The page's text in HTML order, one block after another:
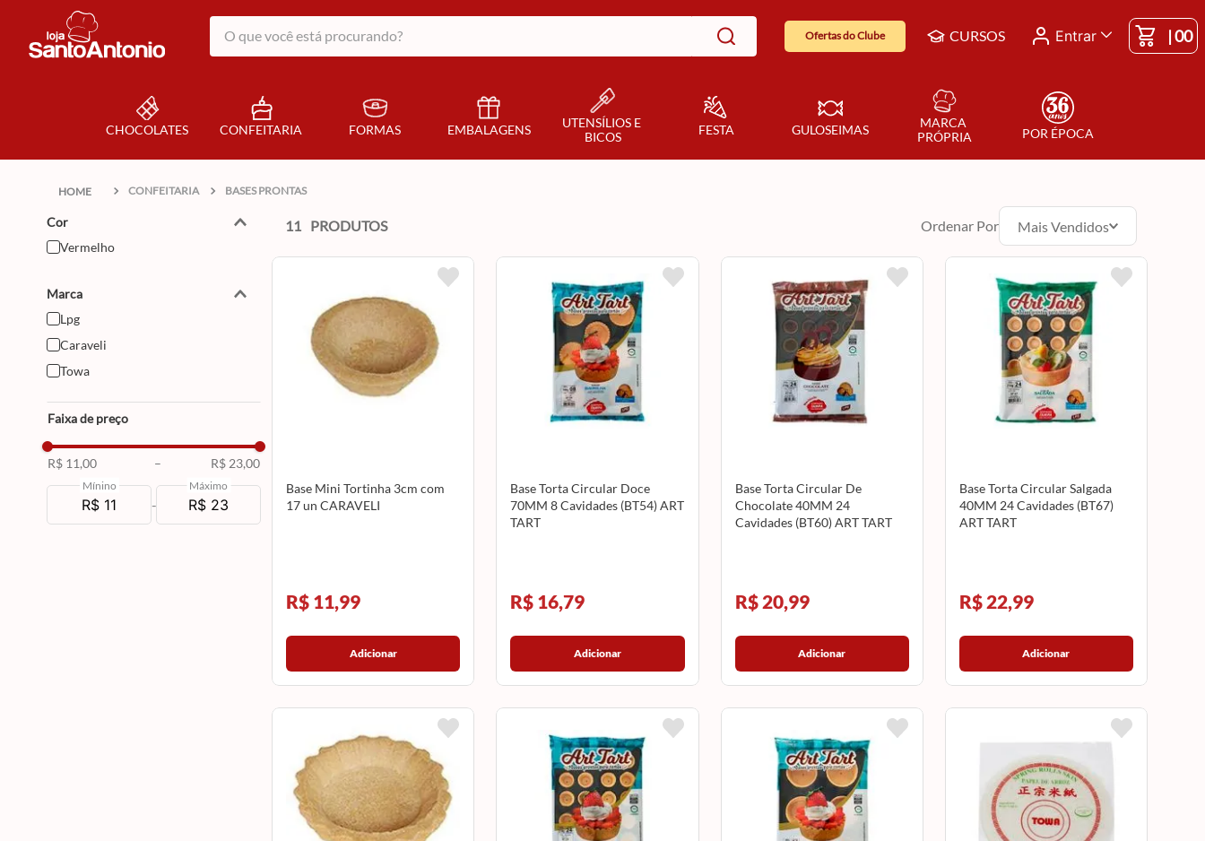
O que você está procurando?
Ofertas do Clube CURSOS Entrar |00
CHOCOLATES CONFEITARIA FORMAS EMBALAGENS
UTENSÍLIOS E
BICOS
FESTA GULOSEIMAS
MARCA
PRÓPRIA
POR ÉPOCA
CONFEITARIA BASES PRONTAS
Cor
Vermelho
Marca
Lpg
Caraveli
Towa
Faixa de preço
R$ 11,00 – R$ 23,00
Mínino
-
Máximo
11 PRODUTOS Ordenar Por Mais Vendidos
Base Mini Tortinha 3cm com
17 un CARAVELI
R$ 11,99
Adicionar
Base Torta Circular Doce
70MM 8 Cavidades (BT54) ART
TART
R$ 16,79
Adicionar
Base Torta Circular De
Chocolate 40MM 24
Cavidades (BT60) ART TART
R$ 20,99
Adicionar
Base Torta Circular Salgada
40MM 24 Cavidades (BT67)
ART TART
R$ 22,99
Adicionar